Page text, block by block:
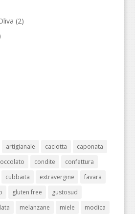
(2)
artigianale caciotta
caponata
condite
confettura
cubbaita extravergine
favara
gluten free
gustosud
melanzane miele
modica